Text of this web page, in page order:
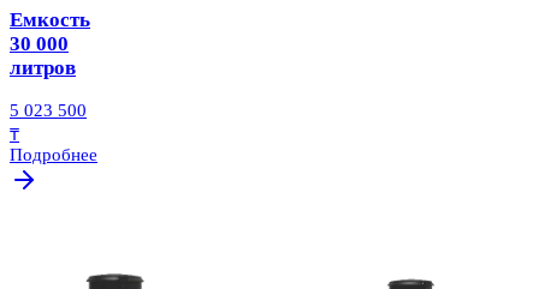
Емкость
30 000
литров
5 023 500
₸
Подробнее